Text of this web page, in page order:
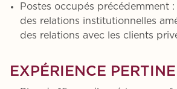
Postes occupés précédemment
des relations institutionnelles
des relations avec les clients
EXPÉRIENCE